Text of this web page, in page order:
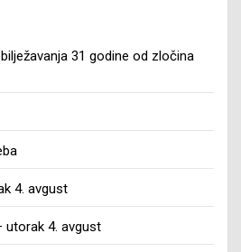
31 godine od zločina
4. avgust
utorak 4. avgust